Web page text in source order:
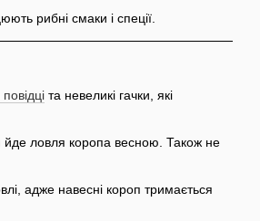
рибні смаки і спеції.
та невеликі гачки, які
йде ловля коропа весною. Також не
адже навесні короп тримається